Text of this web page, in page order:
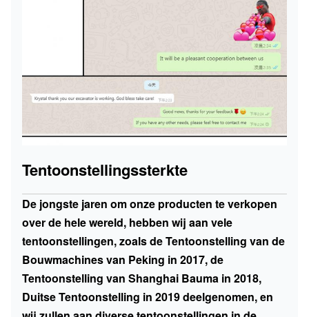
Tentoonstellingssterkte
De jongste jaren om onze producten te verkopen
over de hele wereld, hebben wij aan vele
tentoonstellingen, zoals de Tentoonstelling van de
Bouwmachines van Peking in 2017, de
Tentoonstelling van Shanghai Bauma in 2018,
Duitse Tentoonstelling in 2019 deelgenomen, en